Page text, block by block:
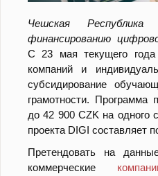
Чешская
финансированию
С 23 мая текущего
компаний и
субсидирование
грамотности. Программа
до 42 900 CZK на одного
проекта DIGI составляет
Претендовать на
коммерческие